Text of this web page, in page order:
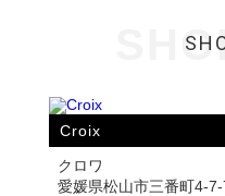
Croix
クロワ
愛媛県松山市三番町4-